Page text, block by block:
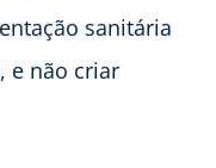
sanitária
e não criar